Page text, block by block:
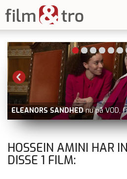
ELEANORS SANDHED nu på VOD,
HOSSEIN AMINI HAR
DISSE 1 FILM: